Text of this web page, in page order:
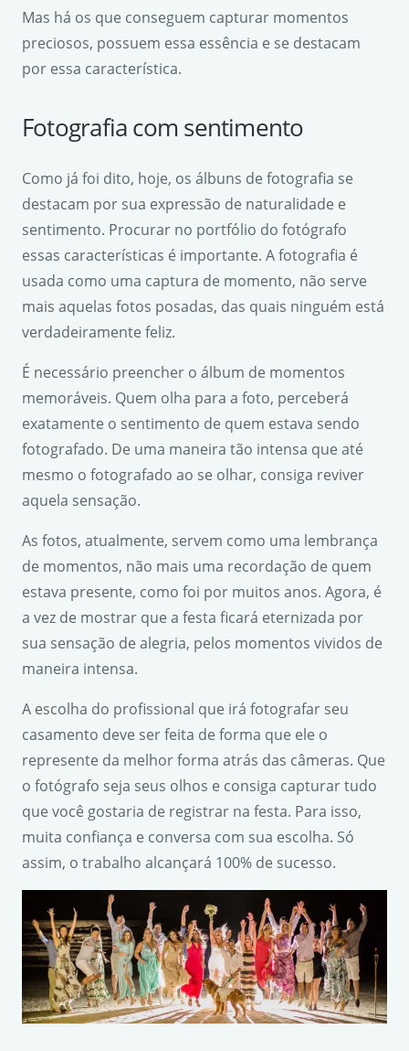
Mas há os que conseguem capturar momentos
preciosos, possuem essa essência e se destacam
por essa característica.
Fotografia com sentimento
Como já foi dito, hoje, os álbuns de fotografia se
destacam por sua expressão de naturalidade e
sentimento. Procurar no portfólio do fotógrafo
essas características é importante. A fotografia é
usada como uma captura de momento, não serve
mais aquelas fotos posadas, das quais ninguém está
verdadeiramente feliz.
É necessário preencher o álbum de momentos
memoráveis. Quem olha para a foto, perceberá
exatamente o sentimento de quem estava sendo
fotografado. De uma maneira tão intensa que até
mesmo o fotografado ao se olhar, consiga reviver
aquela sensação.
As fotos, atualmente, servem como uma lembrança
de momentos, não mais uma recordação de quem
estava presente, como foi por muitos anos. Agora, é
a vez de mostrar que a festa ficará eternizada por
sua sensação de alegria, pelos momentos vividos de
maneira intensa.
A escolha do profissional que irá fotografar seu
casamento deve ser feita de forma que ele o
represente da melhor forma atrás das câmeras. Que
o fotógrafo seja seus olhos e consiga capturar tudo
que você gostaria de registrar na festa. Para isso,
muita confiança e conversa com sua escolha. Só
assim, o trabalho alcançará 100% de sucesso.